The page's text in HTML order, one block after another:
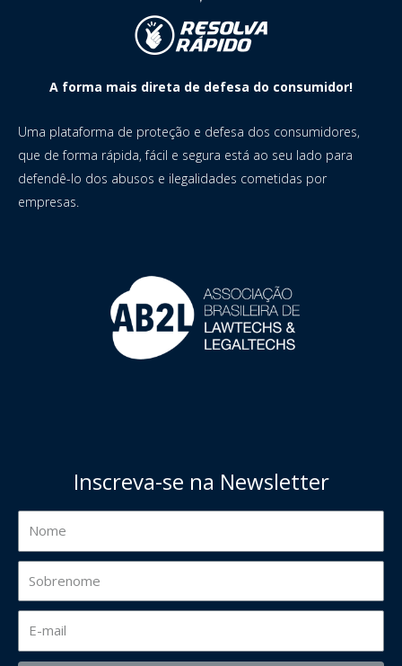
A forma mais direta de defesa do consumidor!
Uma plataforma de proteção e defesa dos consumidores,
que de forma rápida, fácil e segura está ao seu lado para
defendê-lo dos abusos e ilegalidades cometidas por
empresas.
Inscreva-se na Newsletter